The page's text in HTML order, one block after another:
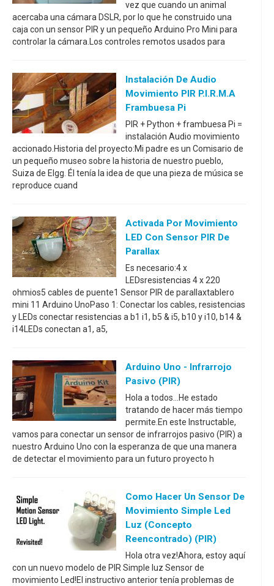
vez que cuando un animal
acercaba una cámara DSLR, por lo que he construido una
caja con un sensor PIR y un pequeño Arduino Pro Mini para
controlar la cámara.Los controles remotos usados para
Instalación De Audio
Movimiento PIR P.I.R.M.A
Frambuesa Pi
PIR + Python + frambuesa Pi =
instalación Audio movimiento
accionado.Historia del proyecto:Mi padre es un Comisario de
un pequeño museo sobre la historia de nuestro pueblo,
Suiza de Elgg. Él tenía la idea de que una pieza de música se
reproduce cuand
Activada Por Movimiento
LED Con Sensor PIR De
Parallax
Es necesario:4 x
LEDsresistencias 4 x 220
ohmios5 cables de puente1 Sensor PIR de parallaxtablero
mini 11 Arduino UnoPaso 1: Conectar los cables, resistencias
y LEDs conectar resistencias a b1 i1, b5 & i5, b10 y i10, b14 &
i14LEDs conectan a1, a5,
Arduino Uno - Infrarrojo
Pasivo (PIR)
Hola a todos...He estado
tratando de hacer más tiempo
permite.En este Instructable,
vamos para conectar un sensor de infrarrojos pasivo (PIR) a
nuestro Arduino Uno con la esperanza de que una manera
de detectar el movimiento para un futuro proyecto h
Como Hacer Un Sensor De
Movimiento Simple Led
Luz (concepto
Reencontrado) (PIR)
Hola otra vez!Ahora, estoy aquí
con un nuevo modelo de PIR Simple luz Sensor de
movimiento Led!El instructivo anterior tenía problemas de